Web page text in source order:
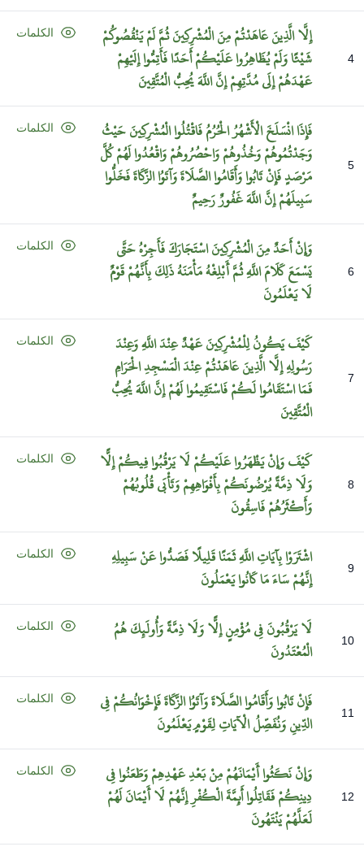
4
إِلَّاالَّذِينَعَاهَدْتُمْمِنَالْمُشْرِكِينَثُمَّلَمْيَنْقُصُوكُمْ
شَيْئًاوَلَمْيُظَاهِرُواعَلَيْكُمْأَحَدًافَأَتِمُّواإِلَيْهِمْ
عَهْدَهُمْإِلَىمُدَّتِهِمْإِنَّاللَّهَيُحِبُّالْمُتَّقِينَ
الكلمات
5
فَإِذَاانْسَلَخَالْأَشْهُرُالْحُرُمُفَاقْتُلُواالْمُشْرِكِينَحَيْثُ
وَجَدْتُمُوهُمْوَخُذُوهُمْوَاحْصُرُوهُمْوَاقْعُدُوالَهُمْكُلَّ
مَرْصَدٍفَإِنْتَابُواوَأَقَامُواالصَّلَاةَوَآتَوُاالزَّكَاةَفَخَلُّوا
سَبِيلَهُمْإِنَّاللَّهَغَفُورٌرَحِيمٌ
الكلمات
6
وَإِنْأَحَدٌمِنَالْمُشْرِكِينَاسْتَجَارَكَفَأَجِرْهُحَتَّى
يَسْمَعَكَلَامَاللَّهِثُمَّأَبْلِغْهُمَأْمَنَهُذَلِكَبِأَنَّهُمْقَوْمٌ
لَايَعْلَمُونَ
الكلمات
7
كَيْفَيَكُونُلِلْمُشْرِكِينَعَهْدٌعِنْدَاللَّهِوَعِنْدَ
رَسُولِهِإِلَّاالَّذِينَعَاهَدْتُمْعِنْدَالْمَسْجِدِالْحَرَامِ
فَمَااسْتَقَامُوالَكُمْفَاسْتَقِيمُوالَهُمْإِنَّاللَّهَيُحِبُّ
الْمُتَّقِينَ
الكلمات
8
كَيْفَوَإِنْيَظْهَرُواعَلَيْكُمْلَايَرْقُبُوافِيكُمْإِلًّا
وَلَاذِمَّةًيُرْضُونَكُمْبِأَفْوَاهِهِمْوَتَأْبَىقُلُوبُهُمْ
وَأَكْثَرُهُمْفَاسِقُونَ
الكلمات
9 اشْتَرَوْابِآيَاتِاللَّهِثَمَنًاقَلِيلًافَصَدُّواعَنْسَبِيلِهِ
إِنَّهُمْسَاءَمَاكَانُوايَعْمَلُونَ
الكلمات
10 لَايَرْقُبُونَفِيمُؤْمِنٍإِلًّاوَلَاذِمَّةًوَأُولَئِكَهُمُ
الْمُعْتَدُونَ
الكلمات
11 فَإِنْتَابُواوَأَقَامُواالصَّلَاةَوَآتَوُاالزَّكَاةَفَإِخْوَانُكُمْفِي
الدِّينِوَنُفَصِّلُالْآيَاتِلِقَوْمٍيَعْلَمُونَ
الكلمات
12
وَإِنْنَكَثُواأَيْمَانَهُمْمِنْبَعْدِعَهْدِهِمْوَطَعَنُوافِي
دِينِكُمْفَقَاتِلُواأَئِمَّةَالْكُفْرِإِنَّهُمْلَاأَيْمَانَلَهُمْ
لَعَلَّهُمْيَنْتَهُونَ
الكلمات